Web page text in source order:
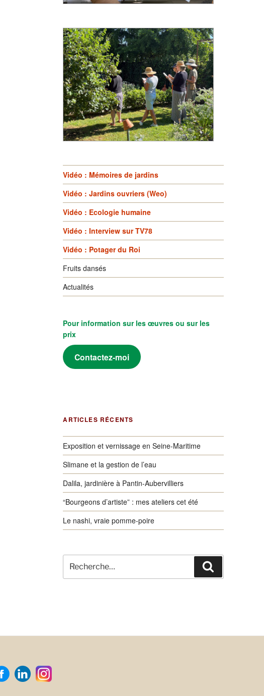
Vidéo : Mémoires de jardins
Vidéo : Jardins ouvriers (Weo)
Vidéo : Ecologie humaine
Vidéo : Interview sur TV78
Vidéo : Potager du Roi
Fruits dansés
Actualités
Pour information sur les œuvres ou sur les
prix
Contactez-moi
ARTICLES RÉCENTS
Exposition et vernissage en Seine-Maritime
Slimane et la gestion de l’eau
Dalila, jardinière à Pantin-Aubervilliers
“Bourgeons d’artiste” : mes ateliers cet été
Le nashi, vraie pomme-poire
pour
: